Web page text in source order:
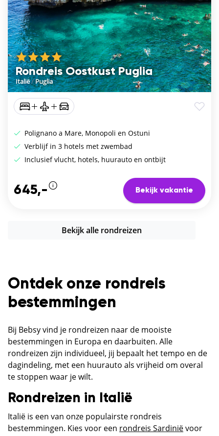
Rondreis Oostkust Puglia
Italië/Puglia
Polignano a Mare, Monopoli en Ostuni
Verblijf in 3 hotels met zwembad
Inclusief vlucht, hotels, huurauto en ontbijt
645,- Bekijk vakantie
Bekijk alle rondreizen
Ontdek onze rondreis
bestemmingen
Bij Bebsy vind je rondreizen naar de mooiste
bestemmingen in Europa en daarbuiten. Alle
rondreizen zijn individueel, jij bepaalt het tempo en de
dagindeling, met een huurauto als vrijheid om overal
te stoppen waar je wilt.
Rondreizen in Italië
Italië is een van onze populairste rondreis
bestemmingen. Kies voor een rondreis Sardiniëvoor